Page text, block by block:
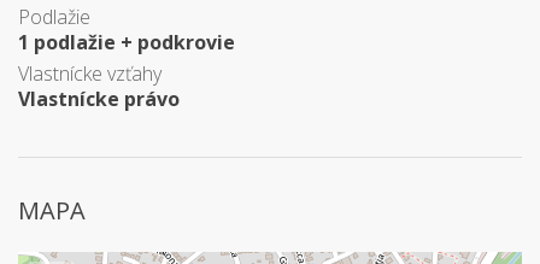
Podlažie
1 podlažie + podkrovie
Vlastnícke vzťahy
Vlastnícke právo
MAPA